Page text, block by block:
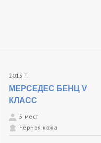
2015 г.
МЕРСЕДЕС БЕНЦ V
КЛАСС
5 мест
Чёрная кожа